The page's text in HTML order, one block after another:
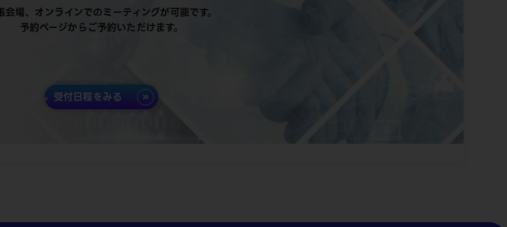
会場、オンラインでのミーティングが可能です。
予約ページからご予約いただけます。
受付日程をみる